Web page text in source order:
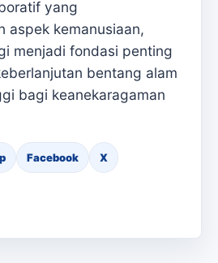
yang
aspek kemanusiaan,
menjadi fondasi penting
bentang alam
bagi keanekaragaman
Facebook X